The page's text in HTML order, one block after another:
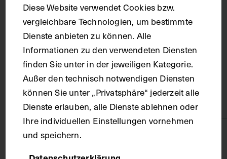
Wien
Material
Papier
Technik
Diese Website verwendet Cookies bzw.
vergleichbare Technologien, um bestimmte
Dienste anbieten zu können. Alle
Informationen zu den verwendeten Diensten
finden Sie unter in der jeweiligen Kategorie.
Außer den technisch notwendigen Diensten
können Sie unter „Privatsphäre“ jederzeit alle
Dienste erlauben, alle Dienste ablehnen oder
Ihre individuellen Einstellungen vornehmen
und speichern.